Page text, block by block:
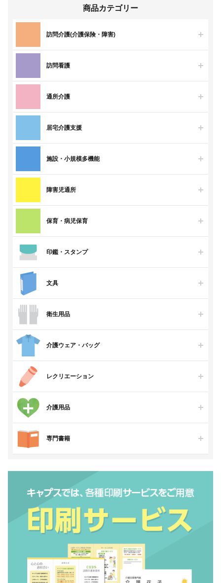
商品カテゴリー
訪問介護(介護保険・障害)
訪問看護
通所介護
居宅介護支援
施設・小規模多機能
障害児通所
保育・病児保育
印鑑・スタンプ
文具
衛生用品
介護ウェア・バッグ
レクリエーション
介護用品
専門書籍